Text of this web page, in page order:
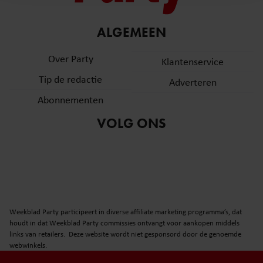
informatie over uw gebruik van onze site met onze
partners voor social media, adverteren en analyse. Deze
informatie die u aan ze heeft verstrekt of die ze hebben
gaat akkoord met onze cookies als u onze website blijft
gebruiken.
ALGEMEEN
Over Party
Tip de redactie
Abonnementen
Klantenservice
Adverteren
VOLG ONS
Weekblad Party participeert in diverse affiliate marketing programma’s, dat
houdt in dat Weekblad Party commissies ontvangt voor aankopen middels
links van retailers. Deze website wordt niet gesponsord door de genoemde
webwinkels.